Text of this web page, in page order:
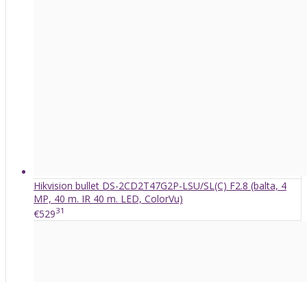
Hikvision bullet DS-2CD2T47G2P-LSU/SL(C) F2.8 (balta, 4
MP, 40 m. IR 40 m. LED, ColorVu)
€52931